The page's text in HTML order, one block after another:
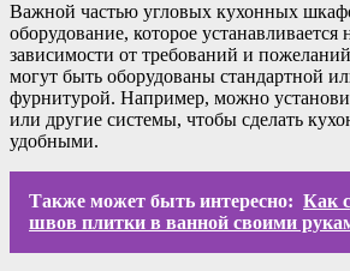
Важной частью угловых кухонных
оборудование, которое устанавливается
зависимости от требований и
могут быть оборудованы стандартной
фурнитурой. Например, можно
или другие системы, чтобы сделать
удобными.
Также может быть интересно: Как
швов плитки в ванной своими